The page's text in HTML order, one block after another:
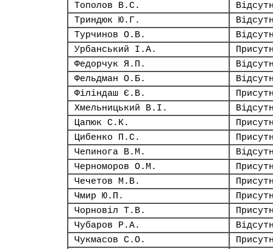
Тополов В.С.
Триндюк Ю.Г.
Турчинов О.В.
Урбанський І.А.
Федорчук Я.П.
Фельдман О.Б.
Філіндаш Є.В.
Хмельницький В.І.
Цапюк С.К.
Цибенко П.С.
Чепинога В.М.
Черноморов О.М.
Чечетов М.В.
Чмир Ю.П.
Чорновіл Т.В.
Чубаров Р.А.
Чукмасов С.О.